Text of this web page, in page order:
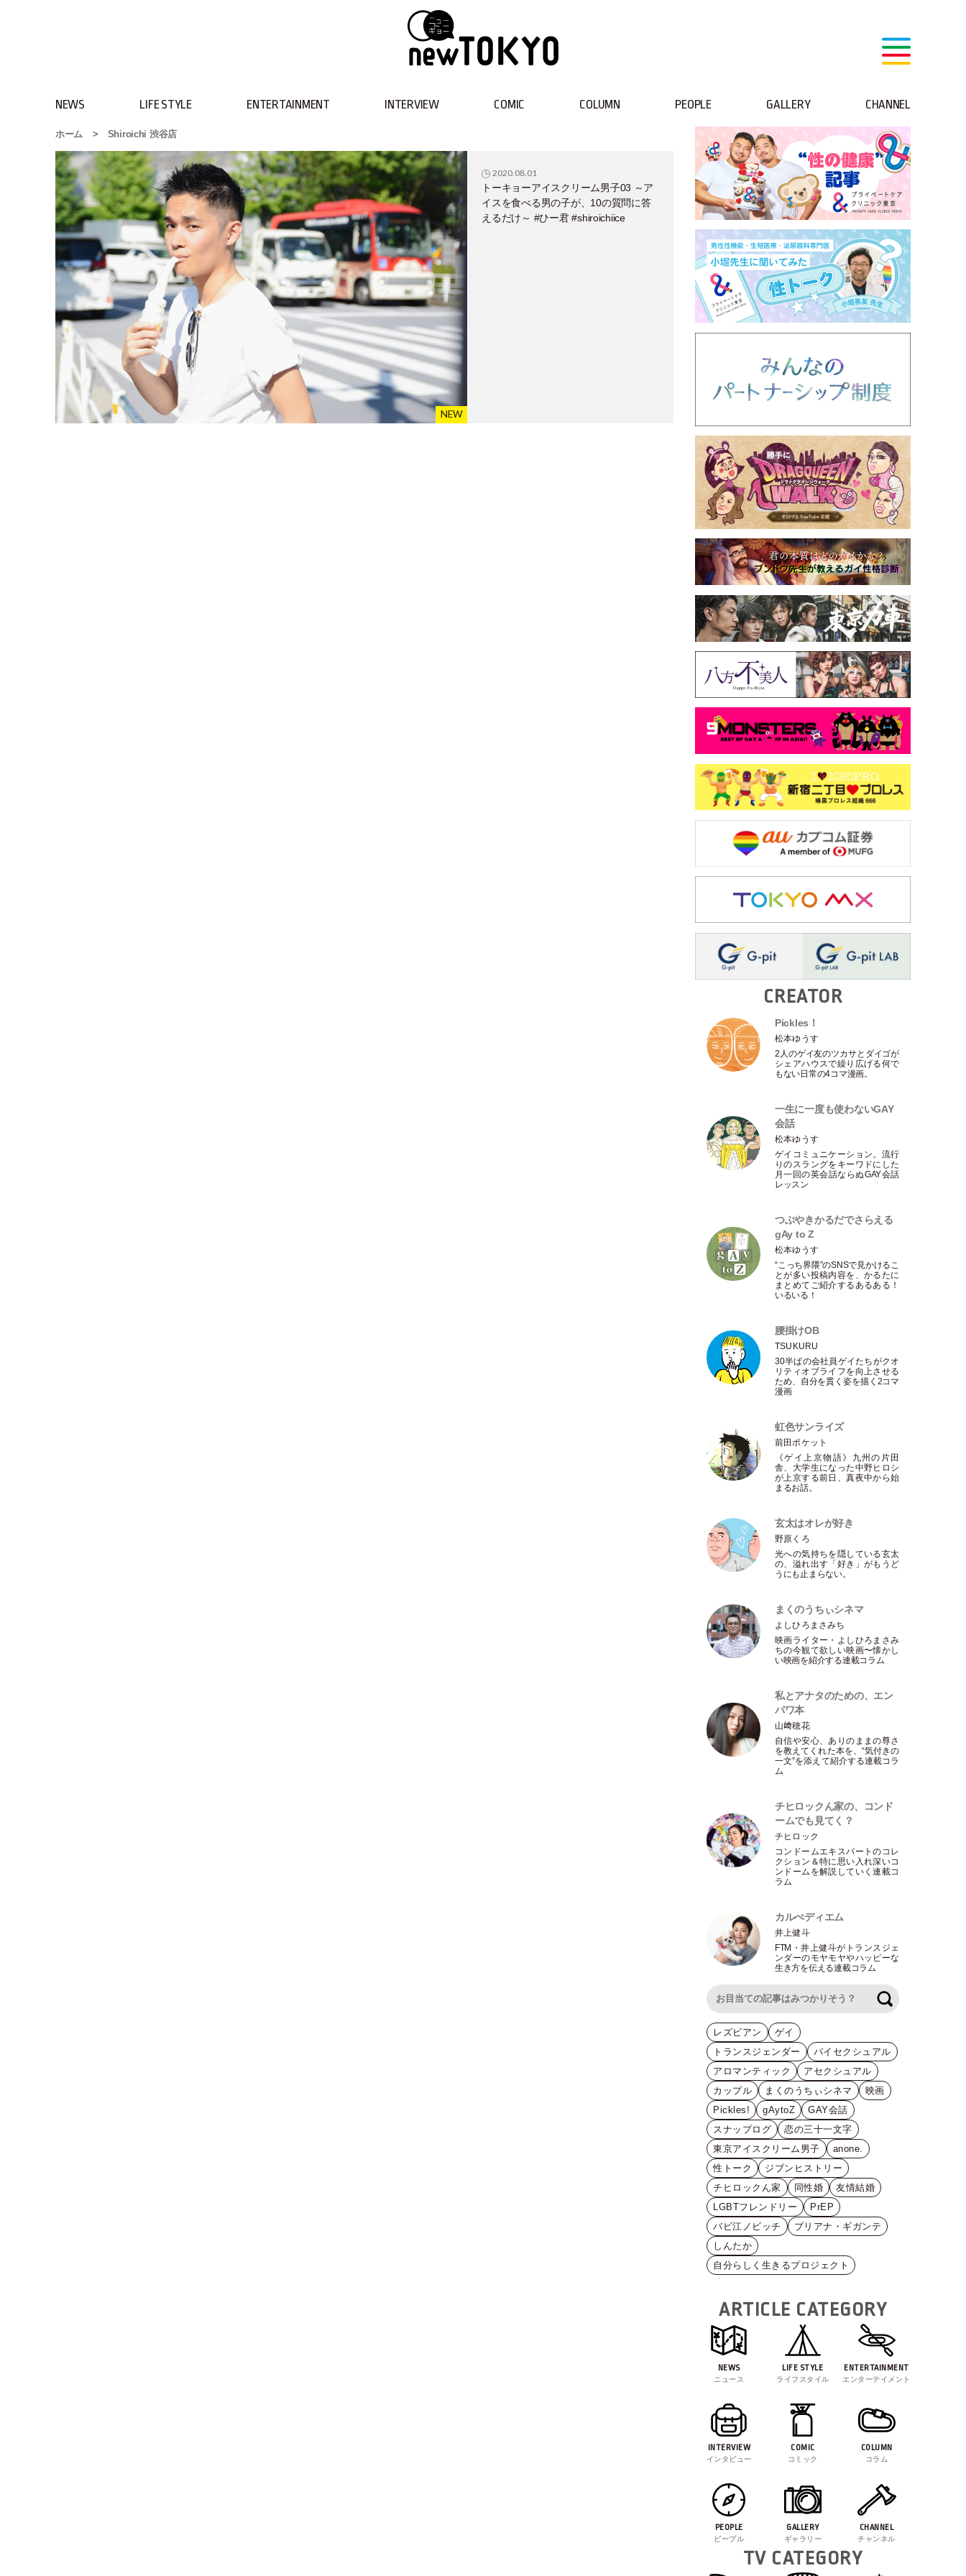
NEWS LIFE STYLE ENTERTAINMENT INTERVIEW COMIC COLUMN PEOPLE GALLERY CHANNEL
ホーム > Shiroichi 渋谷店
2020.08.01
トーキョーアイスクリーム男子03 ～ア
イスを食べる男の子が、10の質問に答
えるだけ～ #ひー君 #shiroichiice
CREATOR
Pickles！
松本ゆうす
2人のゲイ友のツカサとダイゴが
シェアハウスで繰り広げる何で
もない日常の4コマ漫画。
一生に一度も使わないGAY
会話
松本ゆうす
ゲイコミュニケーション。流行
りのスラングをキーワドにした
月一回の英会話ならぬGAY会話
レッスン
つぶやきかるだでさらえる
gAy to Z
松本ゆうす
“こっち界隈”のSNSで見かけるこ
とが多い投稿内容を、かるたに
まとめてご紹介するあるある！
いるいる！
腰掛けOB
TSUKURU
30半ばの会社員ゲイたちがクオ
リティオブライフを向上させる
ため、自分を貫く姿を描く2コマ
漫画
虹色サンライズ
前田ポケット
《ゲイ上京物語》九州の片田
舎、大学生になった中野ヒロシ
が上京する前日、真夜中から始
まるお話。
玄太はオレが好き
野原くろ
光への気持ちを隠している玄太
の、溢れ出す 「好き 」がもうど
うにも止まらない。
まくのうちぃシネマ
よしひろまさみち
映画ライター ・ よしひろまさみ
ちの今観て欲しい映画〜懐かし
い映画を紹介する連載コラム
私とアナタのための、エン
パワ本
山﨑穂花
自信や安心、ありのままの尊さ
を教えてくれた本を、“気付きの
一文”を添えて紹介する連載コラ
ム
チヒロックん家の、コンド
ームでも見てく？
チヒロック
コンドームエキスパートのコレ
クション＆特に思い入れ深いコ
ンドームを解説していく連載コ
ラム
カルぺディエム
井上健斗
FTM ・井上健斗がトランスジェ
ンダーのモヤモヤやハッピーな
生き方を伝える連載コラム
レズビアン
ゲイ
トランスジェンダー
バイセクシュアル
アロマンティック
アセクシュアル
カップル
まくのうちぃシネマ
映画
Pickles!
gAytoZ
GAY会話
スナップログ
恋の三十一文字
東京アイスクリーム男子
anone.
性トーク
ジブンヒストリー
チヒロックん家
同性婚
友情結婚
LGBTフレンドリー
PrEP
バビ江ノビッチ
ブリアナ・ギガンテ
しんたか
自分らしく生きるプロジェクト
ARTICLE CATEGORY
NEWS
ニュース
LIFE STYLE
ライフスタイル
ENTERTAINMENT
エンターテイメント
INTERVIEW
インタビュー
COMIC
コミック
COLUMN
コラム
PEOPLE
ピープル
GALLERY
ギャラリー
CHANNEL
チャンネル
TV CATEGORY